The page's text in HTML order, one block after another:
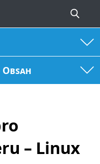
Obsah
– Linux